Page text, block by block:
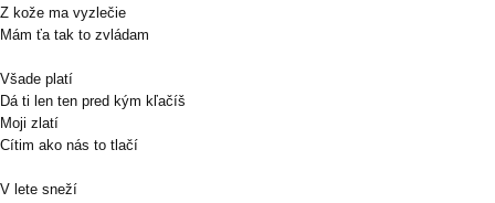
Z kože ma vyzlečie
Mám ťa tak to zvládam
Všade platí
Dá ti len ten pred kým kľačíš
Moji zlatí
Cítim ako nás to tlačí
V lete sneží